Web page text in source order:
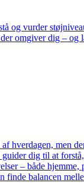
og vurder
omgiver dig – og
hverdagen, men
dig til at
– både hjemme,
finde balancen